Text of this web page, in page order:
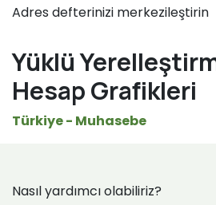
Adres defterinizi merkezileştirin
Yüklü
Hesap Grafikleri
Türkiye - Muhasebe
Nasıl yardımcı olabiliriz?